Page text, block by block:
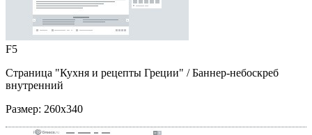
F5
Страница "Кухня и рецепты Греции" / Баннер-небоскреб
внутренний
Размер: 260x340